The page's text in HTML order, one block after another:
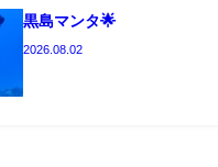
黒島マンタ🌟
2026.08.02